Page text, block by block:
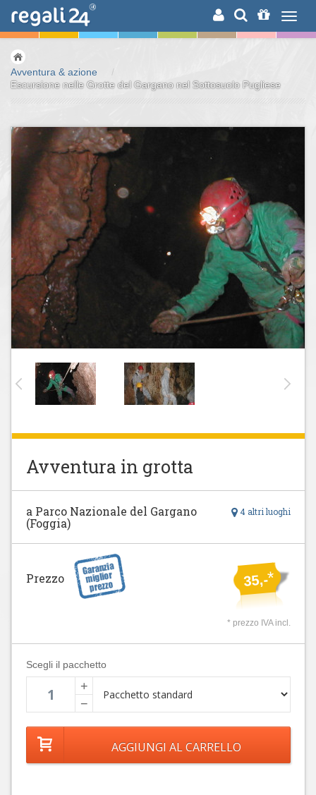
RICERCA
Avventura & azione
/
Escursione nelle Grotte del Gargano nel Sottosuolo Pugliese
Avventura in grotta
4 altri luoghi
a Parco Nazionale del Gargano
(Foggia)
35,-*
Prezzo
* prezzo IVA incl.
Scegli il pacchetto
+
−